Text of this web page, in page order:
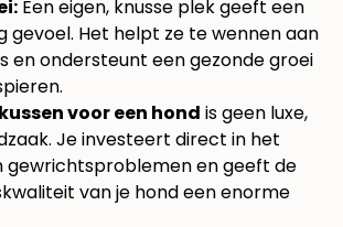
Een eigen, knusse plek geeft een
gevoel. Het helpt ze te wennen aan
en ondersteunt een gezonde groei
kussen voor een hond is geen luxe,
Je investeert direct in het
gewrichtsproblemen en geeft de
van je hond een enorme